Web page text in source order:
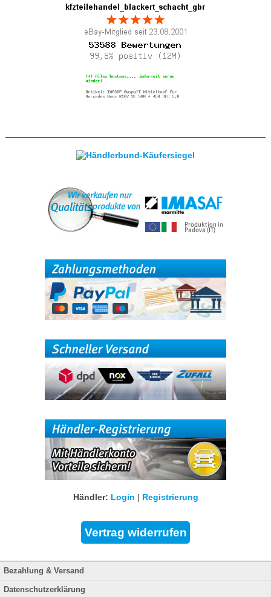
Händler: Login | Registrierung
Bezahlung & Versand
Datenschutzerklärung